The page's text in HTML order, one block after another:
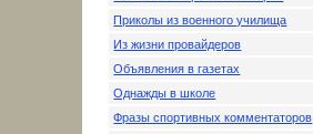
Приколы из военного училища
Из жизни провайдеров
Объявления в газетах
Однажды в школе
Фразы спортивных комментаторов